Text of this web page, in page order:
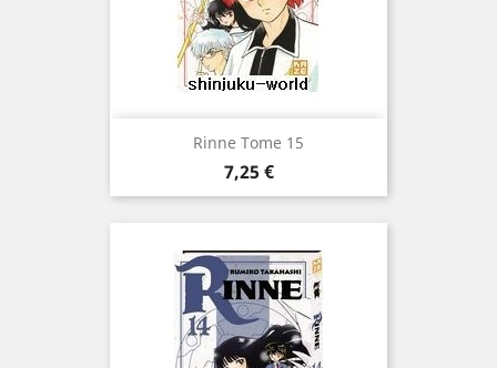
Rinne Tome 15
Prix
7,25 €